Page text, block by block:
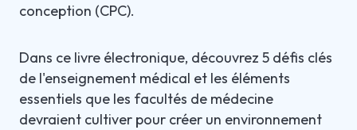
conception (CPC).
Dans ce livre électronique, découvrez 5 défis clés
de l'enseignement médical et les éléments
essentiels que les facultés de médecine
devraient cultiver pour créer un environnement